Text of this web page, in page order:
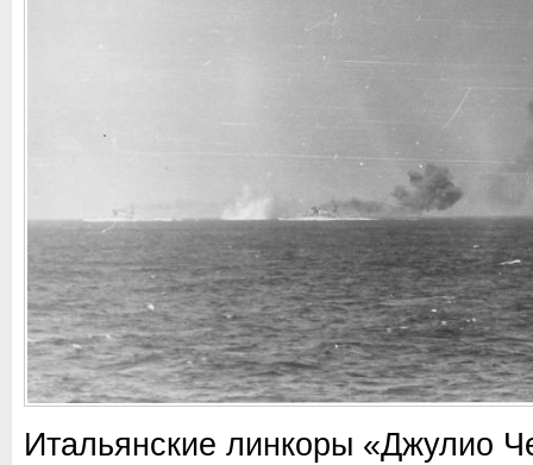
Итальянские линкоры «Джулио